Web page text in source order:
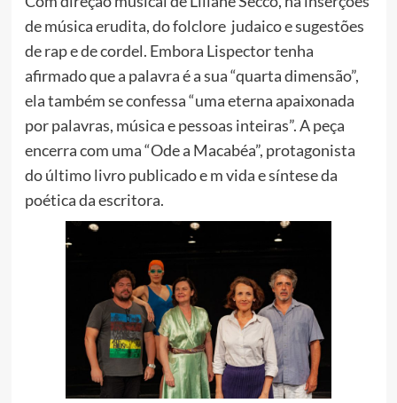
de música erudita, do folclore judaico e sugestões
de rap e de cordel. Embora Lispector tenha
afirmado que a palavra é a sua “quarta dimensão”,
ela também se confessa “uma eterna apaixonada
por palavras, música e pessoas inteiras”. A peça
encerra com uma “Ode a Macabéa”, protagonista
do último livro publicado e m vida e síntese da
poética da escritora.